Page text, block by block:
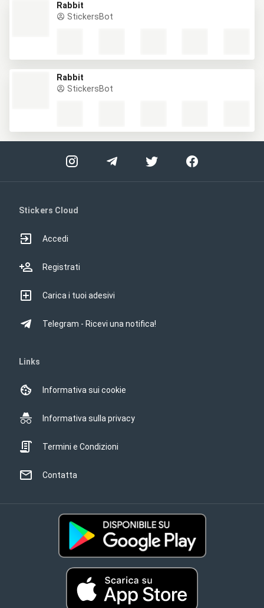
Rabbit
StickersBot
Rabbit
StickersBot
Stickers Cloud
Accedi
Registrati
Carica i tuoi adesivi
Telegram - Ricevi una notifica!
Links
Informativa sui cookie
Informativa sulla privacy
Termini e Condizioni
Contatta